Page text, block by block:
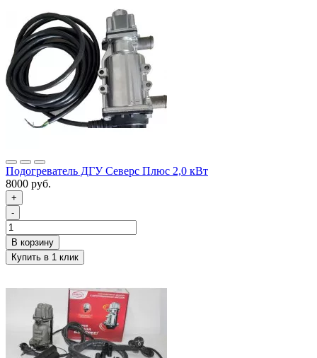
Подогреватель ДГУ Северс Плюс 2,0 кВт
8000 руб.
+
-